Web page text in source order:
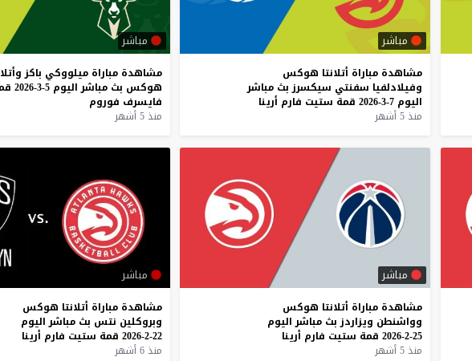
مباشر
مشاهدة مباراة أتلانتا هوكس
وفيلادلفيا سفنتي سيكسرز بث مباشر
اليوم 7-3-2026 قمة ستيت فارم أرينا
منذ 5 أشهر
مباشر
مشاهدة مباراة ميلووكي باكز
هوكس بث مباشر اليوم 5-3-2026
فايسرف فوروم
منذ 5 أشهر
مباشر
مشاهدة مباراة أتلانتا هوكس
وواشنطن ويزاردز بث مباشر اليوم
25-2-2026
قمة ستيت فارم أرينا
منذ 5 أشهر
مباشر
مشاهدة مباراة أتلانتا هوكس
وبروكلين نتس بث مباشر اليوم
22-2-2026
قمة ستيت فارم أرينا
منذ 6 أشهر